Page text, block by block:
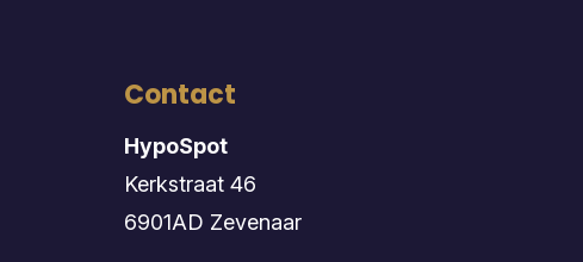
Contact
HypoSpot
Kerkstraat 46
6901AD Zevenaar